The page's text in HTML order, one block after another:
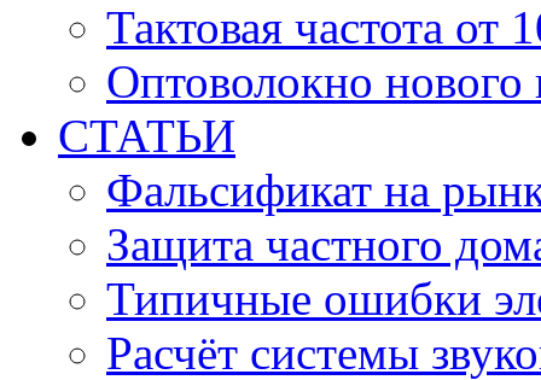
Тактовая частота от
Оптоволокно нового
СТАТЬИ
Фальсификат на
Защита частного
Типичные ошибки
Расчёт системы